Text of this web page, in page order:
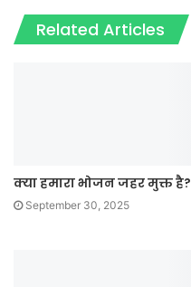
Related Articles
क्या हमारा भोजन जहर मुक्त है?
September 30, 2025